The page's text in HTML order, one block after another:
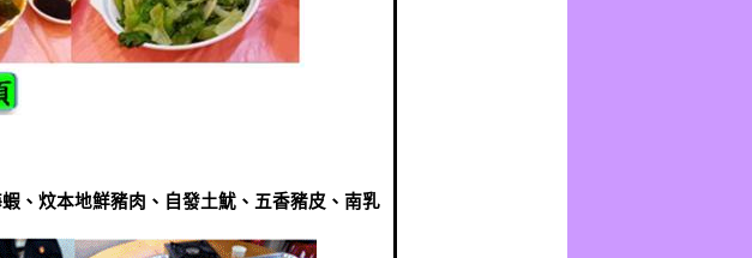
、炆本地鮮豬肉、自發土魷、五香豬皮、南乳